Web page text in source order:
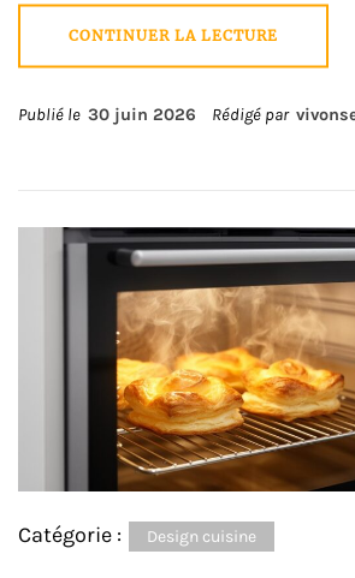
CONTINUER LA LECTURE
Publié le 30 juin 2026 Rédigé par
Catégorie : Design cuisine